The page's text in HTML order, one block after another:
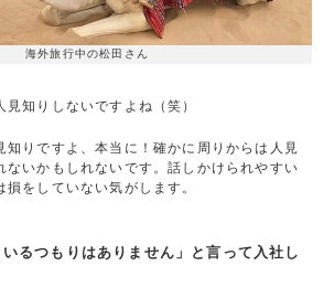
海外旅行中の松田さん
見知りしないですよね（笑）
知りですよ、本当に！確かに周りからは人見
ないかもしれないです。話しかけられやすい
をしていない気がします。
いるつもりはありません」と言って入社し